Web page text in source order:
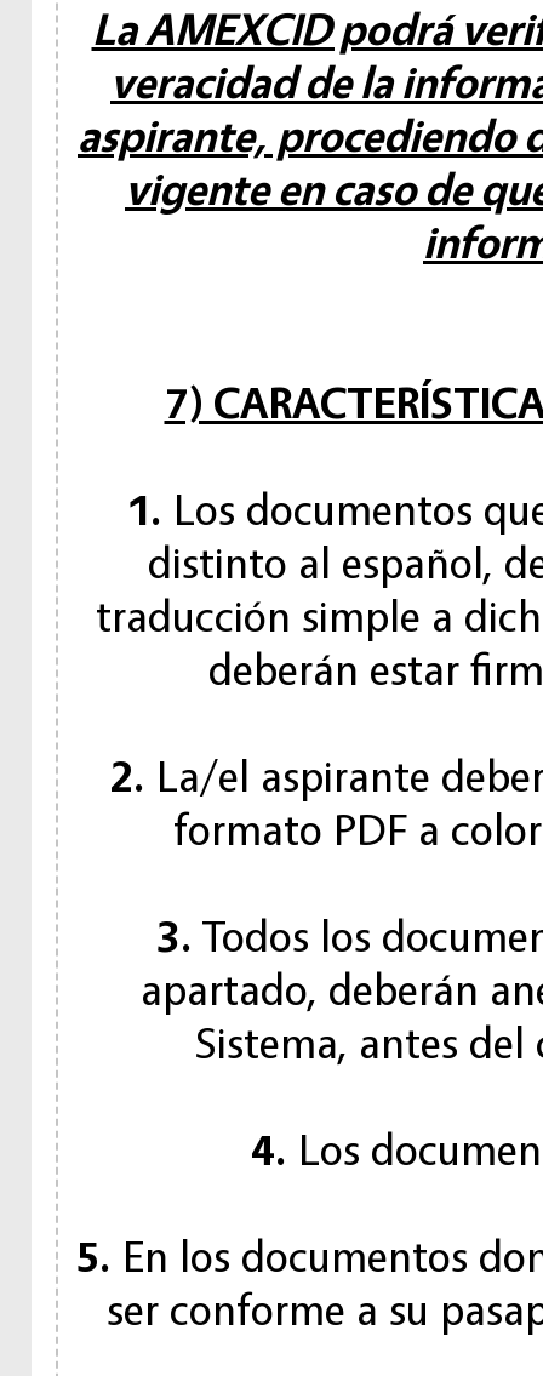
La AMEXCID podrá
veracidad de la
aspirante, procediendo
vigente en caso de
7)
1. Los documentos
distinto al español,
traducción simple a
deberán estar
2. La/el aspirante
formato PDF a
3. Todos los
apartado, deberán
Sistema, antes
4. Los
5. En los documentos
ser conforme a su